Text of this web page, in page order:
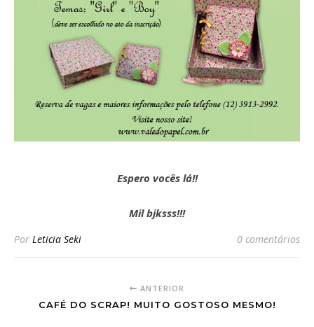
Espero vocês lá!!
Mil bjksss!!!
Por Leticia Seki 0 comentários
ANTERIOR
CAFÉ DO SCRAP! MUITO GOSTOSO MESMO!